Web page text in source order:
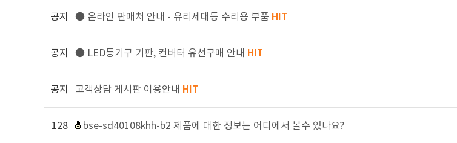
공지 ● 온라인 판매처 안내 - 유리세대등 수리용 부품 HIT
공지 ● LED등기구 기판, 컨버터 유선구매 안내 HIT
공지 고객상담 게시판 이용안내 HIT
128 bse-sd40108khh-b2 제품에 대한 정보는 어디에서 볼수 있나요?